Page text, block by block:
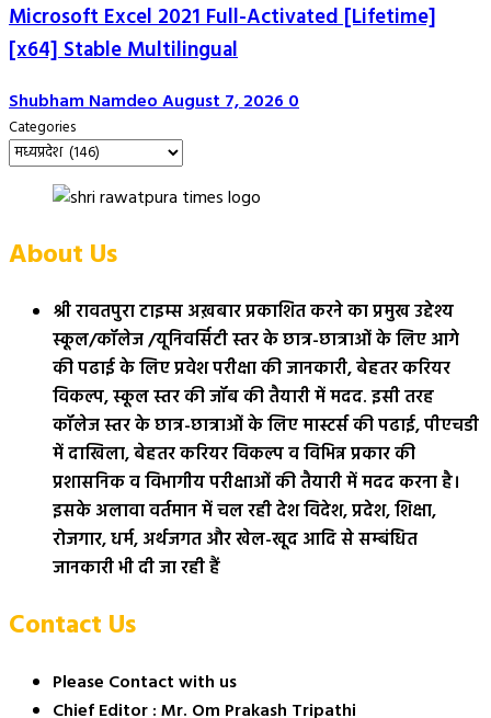
Microsoft Excel 2021 Full-Activated [Lifetime]
[x64] Stable Multilingual
Shubham NamdeoAugust 7, 20260
Categories
About Us
श्री रावतपुरा टाइम्स अख़बार प्रकाशित करने का प्रमुख उद्देश्य
स्कूल/कॉलेज /यूनिवर्सिटी स्तर के छात्र-छात्राओं के लिए आगे
की पढाई के लिए प्रवेश परीक्षा की जानकारी, बेहतर करियर
विकल्प, स्कूल स्तर की जॉब की तैयारी में मदद. इसी तरह
कॉलेज स्तर के छात्र-छात्राओं के लिए मास्टर्स की पढाई, पीएचडी
में दाखिला, बेहतर करियर विकल्प व विभिन्न प्रकार की
प्रशासनिक व विभागीय परीक्षाओं की तैयारी में मदद करना है।
इसके अलावा वर्तमान में चल रही देश विदेश, प्रदेश, शिक्षा,
रोजगार, धर्म, अर्थजगत और खेल-खूद आदि से सम्बंधित
जानकारी भी दी जा रही हैं
Contact Us
Please Contact with us
Chief Editor : Mr. Om Prakash Tripathi